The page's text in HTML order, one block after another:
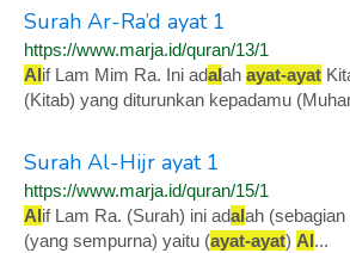
Surah Ar-Ra’d ayat 1
https://www.marja.id/quran/13/1
Alif Lam Mim Ra. Ini adalah ayat-ayat
(Kitab) yang diturunkan kepadamu
Surah Al-Hijr ayat 1
https://www.marja.id/quran/15/1
Alif Lam Ra. (Surah) ini adalah (sebagian
(yang sempurna) yaitu (ayat-ayat) Al...